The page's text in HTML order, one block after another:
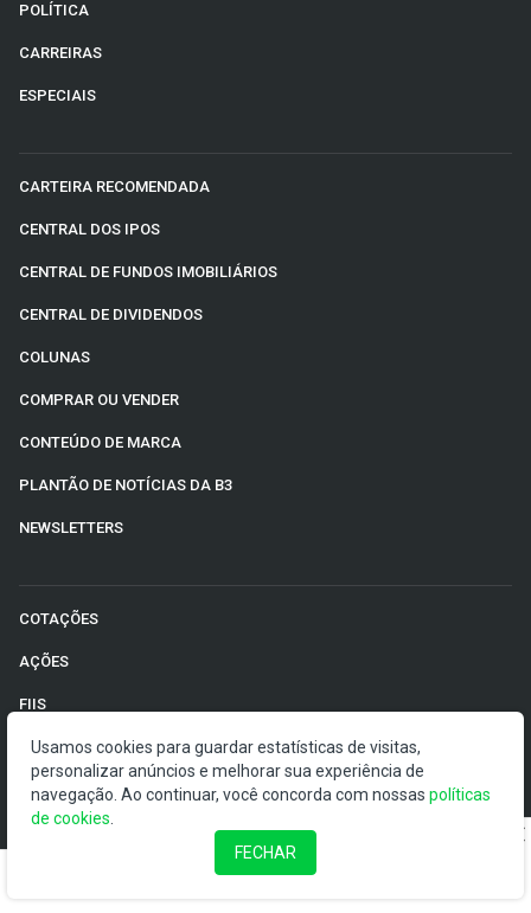
POLÍTICA
CARREIRAS
ESPECIAIS
CARTEIRA RECOMENDADA
CENTRAL DOS IPOS
CENTRAL DE FUNDOS IMOBILIÁRIOS
CENTRAL DE DIVIDENDOS
COLUNAS
COMPRAR OU VENDER
CONTEÚDO DE MARCA
PLANTÃO DE NOTÍCIAS DA B3
NEWSLETTERS
COTAÇÕES
AÇÕES
FIIS
BDRS
AÇÕES AMERICANAS
Usamos cookies para guardar estatísticas de visitas,
personalizar anúncios e melhorar sua experiência de
navegação. Ao continuar, você concorda com nossas políticas
de cookies
FECHAR